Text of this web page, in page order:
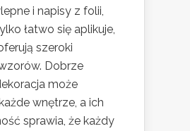
i napisy z folii,
łatwo się aplikuje,
szeroki
Dobrze
może
wnętrze, a ich
sprawia, że każdy